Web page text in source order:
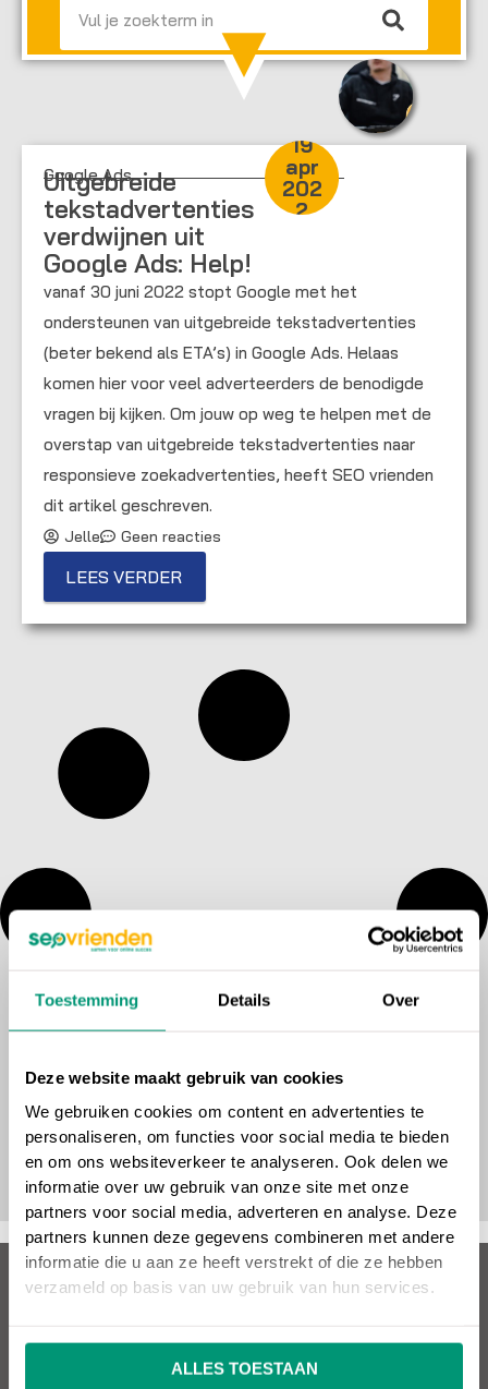
Toestemming Details Over
Deze website maakt gebruik van cookies
We gebruiken cookies om content en advertenties te
personaliseren, om functies voor social media te bieden
en om ons websiteverkeer te analyseren. Ook delen we
informatie over uw gebruik van onze site met onze
partners voor social media, adverteren en analyse. Deze
partners kunnen deze gegevens combineren met andere
informatie die u aan ze heeft verstrekt of die ze hebben
verzameld op basis van uw gebruik van hun services.
ALLES TOESTAAN
Google Ads
19
apr
202
2
Uitgebreide
tekstadvertenties
verdwijnen uit
Google Ads: Help!
vanaf 30 juni 2022 stopt Google met het
ondersteunen van uitgebreide tekstadvertenties
(beter bekend als ETA’s) in Google Ads. Helaas
komen hier voor veel adverteerders de benodigde
vragen bij kijken. Om jouw op weg te helpen met de
overstap van uitgebreide tekstadvertenties naar
responsieve zoekadvertenties, heeft SEO vrienden
dit artikel geschreven.
Jelle Geen reacties
LEES VERDER
Over SEO vrienden
Wil jij een succesvolle website die omzet oplevert?
SEO vrienden helpt je hier graag mee! Snel, kundig en